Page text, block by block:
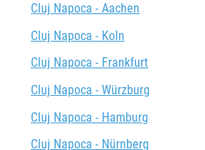
Cluj Napoca - Aachen
Cluj Napoca - Koln
Cluj Napoca - Frankfurt
Cluj Napoca - Würzburg
Cluj Napoca - Hamburg
Cluj Napoca - Nürnberg